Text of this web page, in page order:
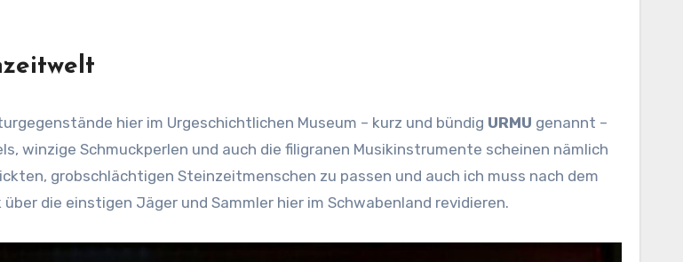
hier im Urgeschichtlichen Museum – kurz und bündig URMU genannt –
winzige Schmuckperlen und auch die filigranen Musikinstrumente scheinen nämlich
grobschlächtigen Steinzeitmenschen zu passen und auch ich muss nach dem
die einstigen Jäger und Sammler hier im Schwabenland revidieren.